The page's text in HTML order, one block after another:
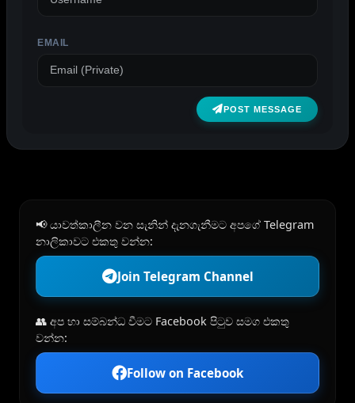
EMAIL
POST MESSAGE
📢 යාවත්කාලීන වන සැනින් දැනගැනීමට අපගේ Telegram
නාලිකාවට එකතු වන්න:
Join Telegram Channel
👥 අප හා සම්බන්ධ වීමට Facebook පිටුව සමග එකතු
වන්න:
Follow on Facebook